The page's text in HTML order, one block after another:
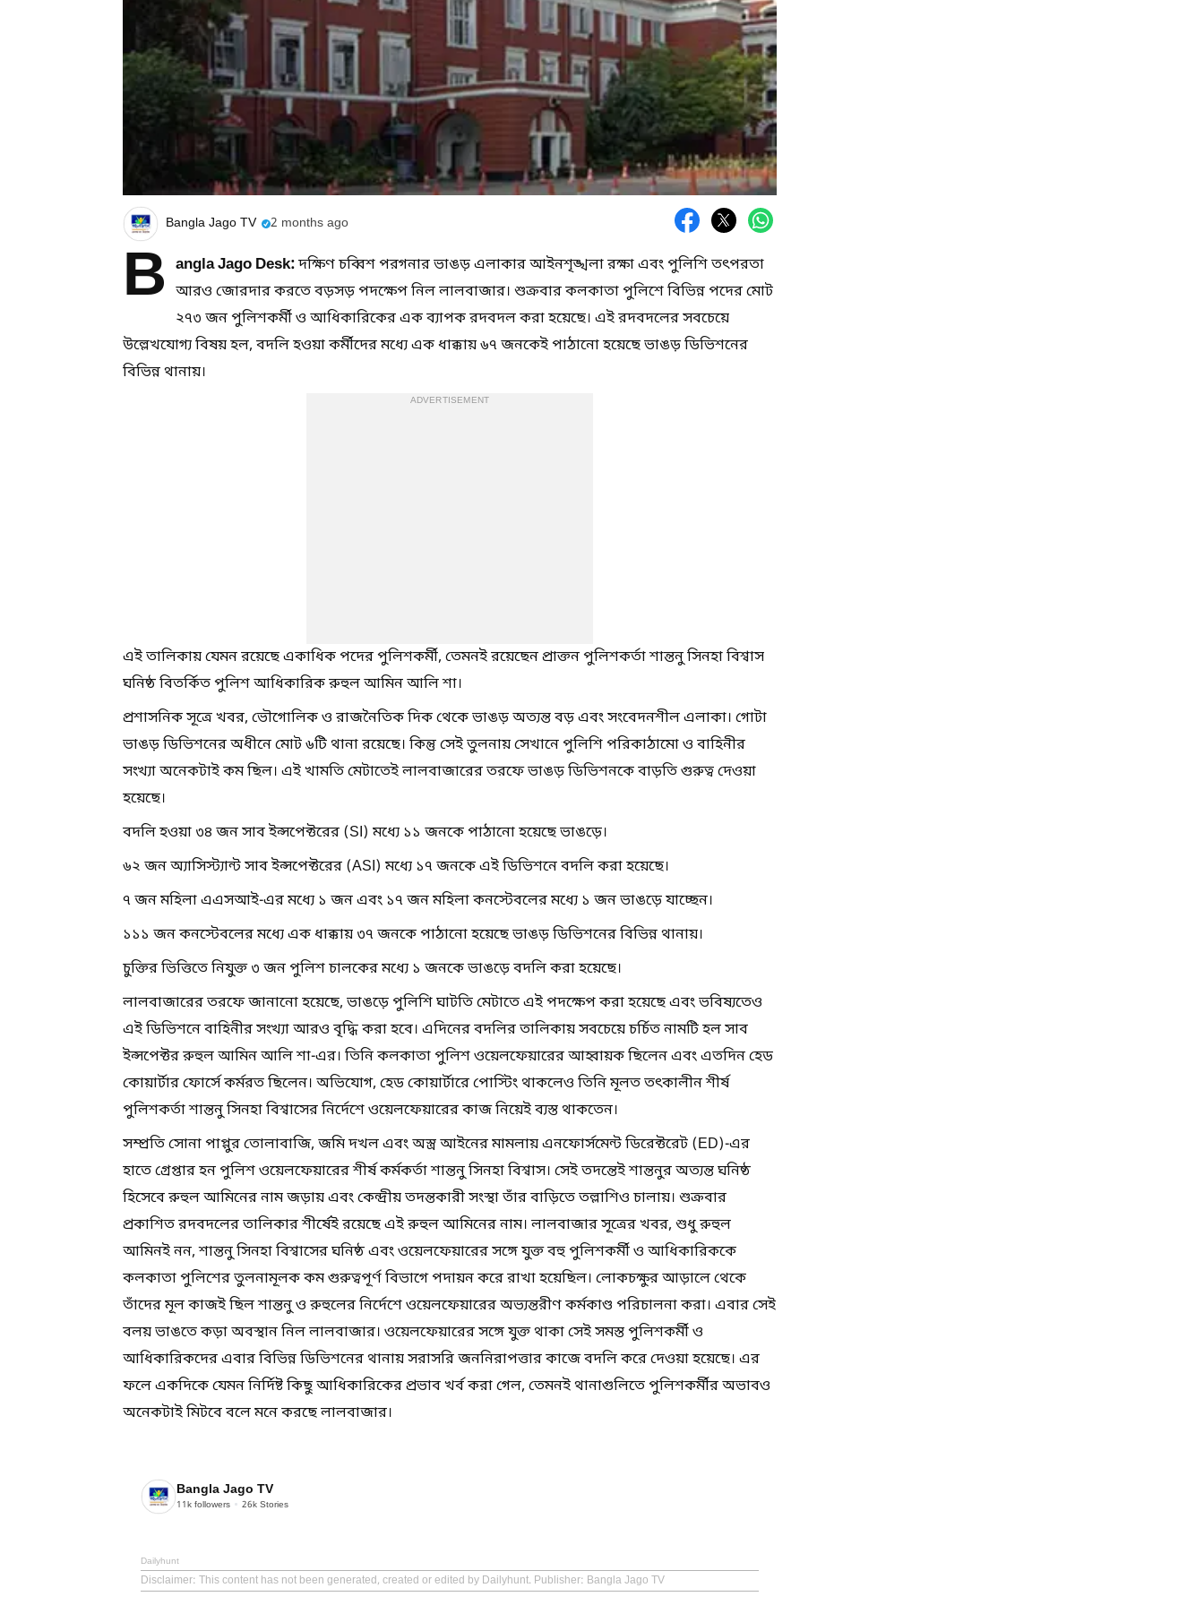
Bangla Jago TV 2 months ago
B angla Jago Desk:দক্ষিণ চব্বিশ পরগনার ভাঙড় এলাকার আইনশৃঙ্খলা রক্ষা এবং পুলিশি তৎপরতা
আরও জোরদার করতে বড়সড় পদক্ষেপ নিল লালবাজার। শুক্রবার কলকাতা পুলিশে বিভিন্ন পদের মোট
২৭৩ জন পুলিশকর্মী ও আধিকারিকের এক ব্যাপক রদবদল করা হয়েছে। এই রদবদলের সবচেয়ে
উল্লেখযোগ্য বিষয় হল, বদলি হওয়া কর্মীদের মধ্যে এক ধাক্কায় ৬৭ জনকেই পাঠানো হয়েছে ভাঙড় ডিভিশনের
বিভিন্ন থানায়।
ADVERTISEMENT
এই তালিকায় যেমন রয়েছে একাধিক পদের পুলিশকর্মী, তেমনই রয়েছেন প্রাক্তন পুলিশকর্তা শান্তনু সিনহা বিশ্বাস
ঘনিষ্ঠ বিতর্কিত পুলিশ আধিকারিক রুহুল আমিন আলি শা।
প্রশাসনিক সূত্রে খবর, ভৌগোলিক ও রাজনৈতিক দিক থেকে ভাঙড় অত্যন্ত বড় এবং সংবেদনশীল এলাকা। গোটা
ভাঙড় ডিভিশনের অধীনে মোট ৬টি থানা রয়েছে। কিন্তু সেই তুলনায় সেখানে পুলিশি পরিকাঠামো ও বাহিনীর
সংখ্যা অনেকটাই কম ছিল। এই খামতি মেটাতেই লালবাজারের তরফে ভাঙড় ডিভিশনকে বাড়তি গুরুত্ব দেওয়া
হয়েছে।
বদলি হওয়া ৩৪ জন সাব ইন্সপেক্টরের (SI) মধ্যে ১১ জনকে পাঠানো হয়েছে ভাঙড়ে।
৬২ জন অ্যাসিস্ট্যান্ট সাব ইন্সপেক্টরের (ASI) মধ্যে ১৭ জনকে এই ডিভিশনে বদলি করা হয়েছে।
৭ জন মহিলা এএসআই-এর মধ্যে ১ জন এবং ১৭ জন মহিলা কনস্টেবলের মধ্যে ১ জন ভাঙড়ে যাচ্ছেন।
১১১ জন কনস্টেবলের মধ্যে এক ধাক্কায় ৩৭ জনকে পাঠানো হয়েছে ভাঙড় ডিভিশনের বিভিন্ন থানায়।
চুক্তির ভিত্তিতে নিযুক্ত ৩ জন পুলিশ চালকের মধ্যে ১ জনকে ভাঙড়ে বদলি করা হয়েছে।
লালবাজারের তরফে জানানো হয়েছে, ভাঙড়ে পুলিশি ঘাটতি মেটাতে এই পদক্ষেপ করা হয়েছে এবং ভবিষ্যতেও
এই ডিভিশনে বাহিনীর সংখ্যা আরও বৃদ্ধি করা হবে। এদিনের বদলির তালিকায় সবচেয়ে চর্চিত নামটি হল সাব
ইন্সপেক্টর রুহুল আমিন আলি শা-এর। তিনি কলকাতা পুলিশ ওয়েলফেয়ারের আহ্বায়ক ছিলেন এবং এতদিন হেড
কোয়ার্টার ফোর্সে কর্মরত ছিলেন। অভিযোগ, হেড কোয়ার্টারে পোস্টিং থাকলেও তিনি মূলত তৎকালীন শীর্ষ
পুলিশকর্তা শান্তনু সিনহা বিশ্বাসের নির্দেশে ওয়েলফেয়ারের কাজ নিয়েই ব্যস্ত থাকতেন।
সম্প্রতি সোনা পাপ্পুর তোলাবাজি, জমি দখল এবং অস্ত্র আইনের মামলায় এনফোর্সমেন্ট ডিরেক্টরেট (ED)-এর
হাতে গ্রেপ্তার হন পুলিশ ওয়েলফেয়ারের শীর্ষ কর্মকর্তা শান্তনু সিনহা বিশ্বাস। সেই তদন্তেই শান্তনুর অত্যন্ত ঘনিষ্ঠ
হিসেবে রুহুল আমিনের নাম জড়ায় এবং কেন্দ্রীয় তদন্তকারী সংস্থা তাঁর বাড়িতে তল্লাশিও চালায়। শুক্রবার
প্রকাশিত রদবদলের তালিকার শীর্ষেই রয়েছে এই রুহুল আমিনের নাম। লালবাজার সূত্রের খবর, শুধু রুহুল
আমিনই নন, শান্তনু সিনহা বিশ্বাসের ঘনিষ্ঠ এবং ওয়েলফেয়ারের সঙ্গে যুক্ত বহু পুলিশকর্মী ও আধিকারিককে
কলকাতা পুলিশের তুলনামূলক কম গুরুত্বপূর্ণ বিভাগে পদায়ন করে রাখা হয়েছিল। লোকচক্ষুর আড়ালে থেকে
তাঁদের মূল কাজই ছিল শান্তনু ও রুহুলের নির্দেশে ওয়েলফেয়ারের অভ্যন্তরীণ কর্মকাণ্ড পরিচালনা করা। এবার সেই
বলয় ভাঙতে কড়া অবস্থান নিল লালবাজার। ওয়েলফেয়ারের সঙ্গে যুক্ত থাকা সেই সমস্ত পুলিশকর্মী ও
আধিকারিকদের এবার বিভিন্ন ডিভিশনের থানায় সরাসরি জননিরাপত্তার কাজে বদলি করে দেওয়া হয়েছে। এর
ফলে একদিকে যেমন নির্দিষ্ট কিছু আধিকারিকের প্রভাব খর্ব করা গেল, তেমনই থানাগুলিতে পুলিশকর্মীর অভাবও
অনেকটাই মিটবে বলে মনে করছে লালবাজার।
Bangla Jago TV
11k followers 26k Stories
Dailyhunt
Disclaimer: This content has not been generated, created or edited by Dailyhunt. Publisher: Bangla Jago TV